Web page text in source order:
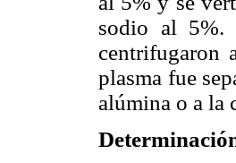
sodio al 5%.
centrifugaron
plasma fue
alúmina o a la